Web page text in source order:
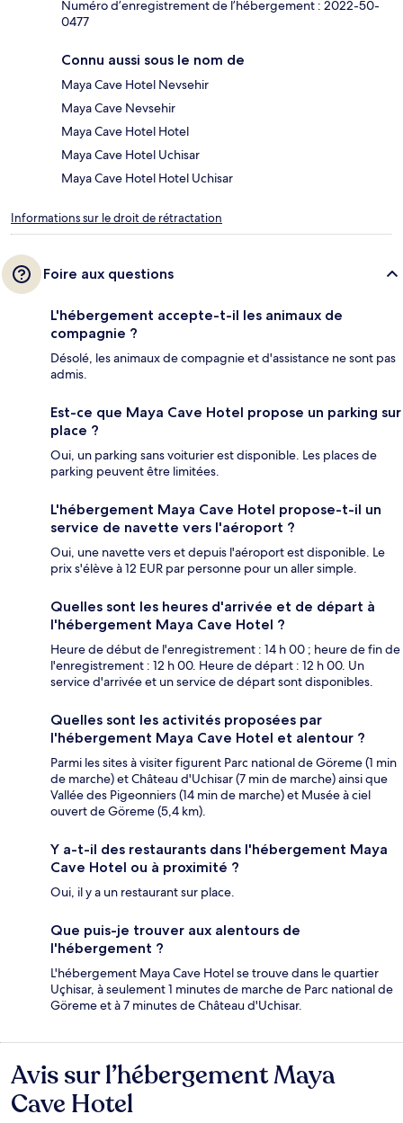
Numéro d’enregistrement de l’hébergement : 2022-50-
0477
Connu aussi sous le nom de
Maya Cave Hotel Nevsehir
Maya Cave Nevsehir
Maya Cave Hotel Hotel
Maya Cave Hotel Uchisar
Maya Cave Hotel Hotel Uchisar
Informations sur le droit de rétractation
Foire aux questions
L'hébergement accepte-t-il les animaux de
compagnie ?
Désolé, les animaux de compagnie et d'assistance ne sont pas
admis.
Est-ce que Maya Cave Hotel propose un parking sur
place ?
Oui, un parking sans voiturier est disponible. Les places de
parking peuvent être limitées.
L'hébergement Maya Cave Hotel propose-t-il un
service de navette vers l'aéroport ?
Oui, une navette vers et depuis l'aéroport est disponible. Le
prix s'élève à 12 EUR par personne pour un aller simple.
Quelles sont les heures d'arrivée et de départ à
l'hébergement Maya Cave Hotel ?
Heure de début de l'enregistrement : 14 h 00 ; heure de fin de
l'enregistrement : 12 h 00. Heure de départ : 12 h 00. Un
service d'arrivée et un service de départ sont disponibles.
Quelles sont les activités proposées par
l'hébergement Maya Cave Hotel et alentour ?
Parmi les sites à visiter figurent Parc national de Göreme (1 min
de marche) et Château d'Uchisar (7 min de marche) ainsi que
Vallée des Pigeonniers (14 min de marche) et Musée à ciel
ouvert de Göreme (5,4 km).
Y a-t-il des restaurants dans l'hébergement Maya
Cave Hotel ou à proximité ?
Oui, il y a un restaurant sur place.
Que puis-je trouver aux alentours de
l'hébergement ?
L'hébergement Maya Cave Hotel se trouve dans le quartier
Uçhisar, à seulement 1 minutes de marche de Parc national de
Göreme et à 7 minutes de Château d'Uchisar.
Avis
Avis sur l’hébergement Maya
Cave Hotel